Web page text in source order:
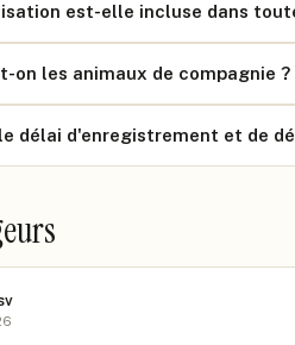
est-elle incluse dans
on les animaux de compagnie ?
délai d'enregistrement et de